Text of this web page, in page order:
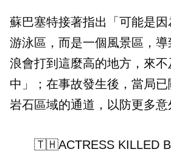
蘇巴塞特接著指出「可能是
游泳區，而是一個風景區，導
浪會打到這麼高的地方，來
中」；在事故發生後，當局
岩石區域的通道，以防更多意
🇹🇭ACTRESS KILLED